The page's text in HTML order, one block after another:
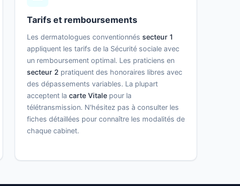
Tarifs et remboursements
Les dermatologues conventionnés secteur 1
appliquent les tarifs de la Sécurité sociale avec
un remboursement optimal. Les praticiens en
secteur 2 pratiquent des honoraires libres avec
des dépassements variables. La plupart
acceptent la carte Vitalepour la
télétransmission. N'hésitez pas à consulter les
fiches détaillées pour connaître les modalités de
chaque cabinet.